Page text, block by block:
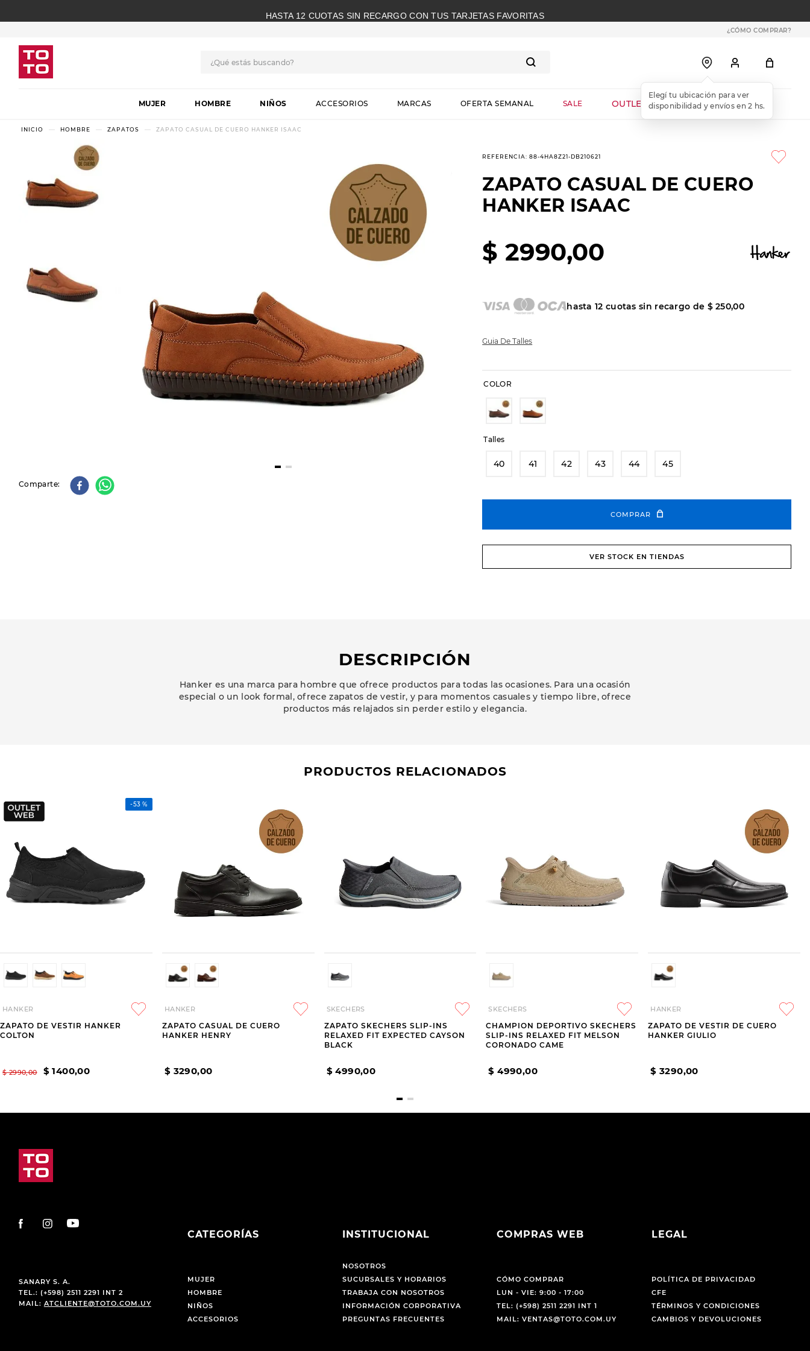
HASTA 12 CUOTAS SIN RECARGO CON TUS TARJETAS FAVORITAS
¿CÓMO COMPRAR?
MUJER HOMBRE NIÑOS ACCESORIOS MARCAS OFERTA SEMANAL SALE OUTLET WEB
HOMBRE ZAPATOS ZAPATO CASUAL DE CUERO HANKER ISAAC
Comparte
REFERENCIA:88-4HA8Z21-DB210621
ZAPATO CASUAL DE CUERO
HANKER ISAAC
$ 2990,00
hasta12 cuotas sin recargo de $ 250,00
Guia De Talles
COLOR
Talles
40 41 42 43 44 45
COMPRAR
VER STOCK EN TIENDAS
DESCRIPCIÓN
Hanker es una marca para hombre que ofrece productos para todas las ocasiones. Para una ocasión
especial o un look formal, ofrece zapatos de vestir, y para momentos casuales y tiempo libre, ofrece
productos más relajados sin perder estilo y elegancia.
PRODUCTOS RELACIONADOS
-53 %
HANKER
ZAPATO DE VESTIR HANKER
COLTON
$ 2990,00 $ 1400,00
HANKER
ZAPATO CASUAL DE CUERO
HANKER HENRY
$ 3290,00
SKECHERS
ZAPATO SKECHERS SLIP-INS
RELAXED FIT EXPECTED CAYSON
BLACK
$ 4990,00
SKECHERS
CHAMPION DEPORTIVO SKECHERS
SLIP-INS RELAXED FIT MELSON
CORONADO CAME
$ 4990,00
HANKER
ZAPATO DE VESTIR DE CUERO
HANKER GIULIO
$ 3290,00
SANARY S. A.
TEL.: (+598) 2511 2291 INT 2
MAIL: ATCLIENTE@TOTO.COM.UY
CATEGORÍAS
MUJER
HOMBRE
NIÑOS
ACCESORIOS
INSTITUCIONAL
NOSOTROS
SUCURSALES Y HORARIOS
TRABAJA CON NOSOTROS
INFORMACIÓN CORPORATIVA
PREGUNTAS FRECUENTES
COMPRAS WEB
CÓMO COMPRAR
LUN - VIE: 9:00 - 17:00
TEL: (+598) 2511 2291 INT 1
MAIL: VENTAS@TOTO.COM.UY
LEGAL
POLÍTICA DE PRIVACIDAD
CFE
TÉRMINOS Y CONDICIONES
CAMBIOS Y DEVOLUCIONES
1.
botas
2.
skechers